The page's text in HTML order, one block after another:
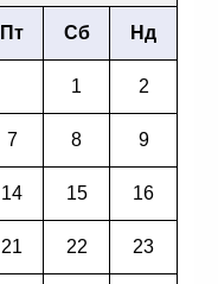
Пт Сб Нд
1 2
7 8 9
14 15 16
21 22 23